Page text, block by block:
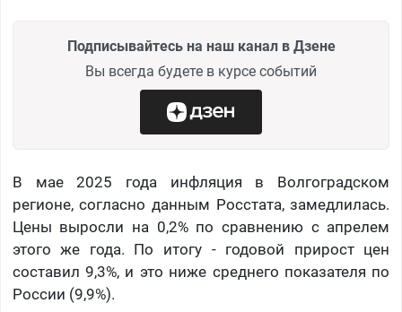
Подписывайтесь на наш канал в Дзене
Вы всегда будете в курсе событий
В мае 2025 года инфляция в Волгоградском
регионе, согласно данным Росстата, замедлилась.
Цены выросли на 0,2% по сравнению с апрелем
этого же года. По итогу - годовой прирост цен
составил 9,3%, и это ниже среднего показателя по
России (9,9%).